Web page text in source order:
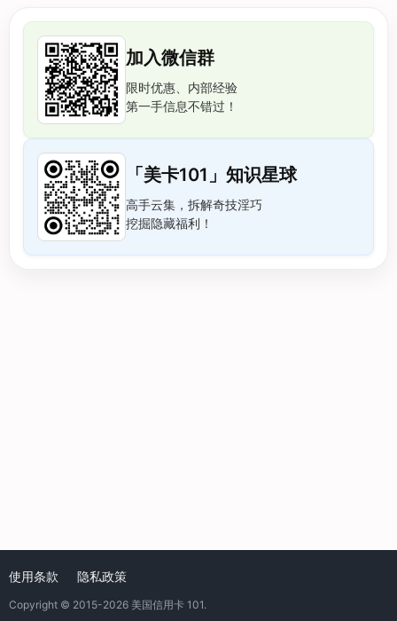
加入微信群
限时优惠、内部经验
第一手信息不错过！
「美卡101」知识星球
高手云集，拆解奇技淫巧
挖掘隐藏福利！
使用条款 隐私政策
Copyright © 2015-2026 美国信用卡 101.